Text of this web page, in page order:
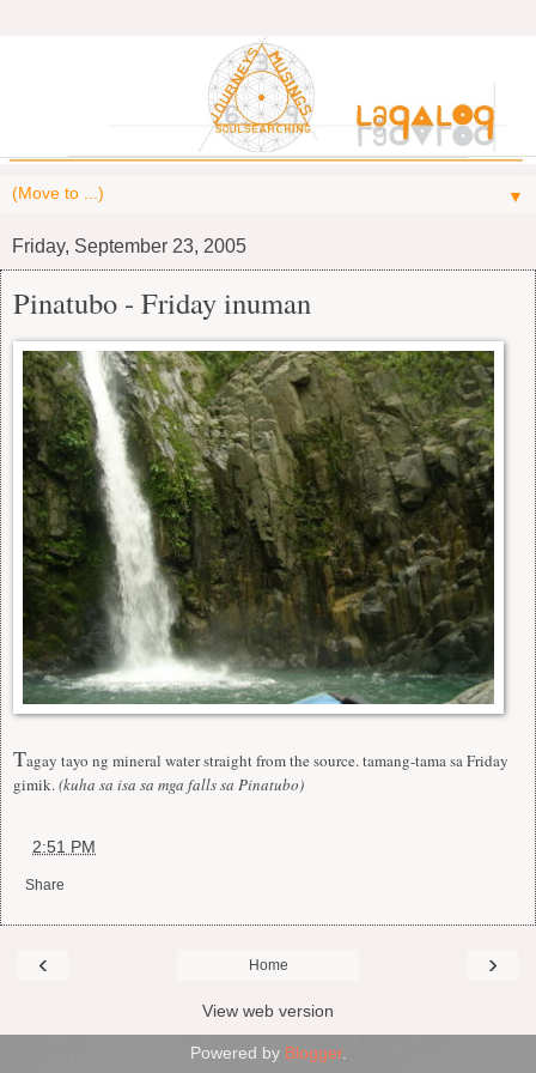
▼
Friday, September 23, 2005
Pinatubo - Friday inuman
Tagay tayo ng mineral water straight from the source. tamang-tama sa Friday
gimik.(kuha sa isa sa mga falls sa Pinatubo)
2:51 PM
Share
‹ ›
Home
View web version
Powered by Blogger.